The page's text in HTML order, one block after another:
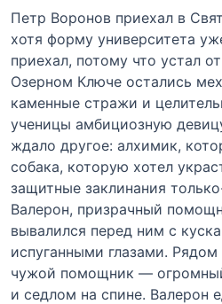
Петр Воронов приехал в
хотя форму университета
приехал, потому что устал
Озерном Ключе остались
каменные стражи и
ученицы амбициозную
ждало другое: алхимик,
собака, которую хотел
защитные заклинания
Валерон, призрачный
вывалился перед ним с
испуганными глазами.
чужой помощник —
и седлом на спине. Валерон